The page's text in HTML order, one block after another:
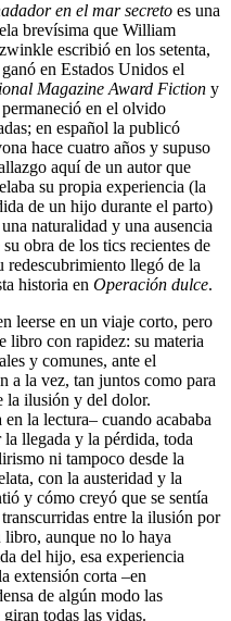
en el mar secreto es una
brevísima que William
escribió en los setenta,
en Estados Unidos el
Magazine Award Fiction y
en el olvido
en español la publicó
hace cuatro años y supuso
aquí de un autor que
su propia experiencia (la
de un hijo durante el parto)
naturalidad y una ausencia
obra de los tics recientes de
redescubrimiento llegó de la
historia en Operación dulce.
leerse en un viaje corto, pero
libro con rapidez: su materia
y comunes, ante el
a la vez, tan juntos como para
la ilusión y del dolor.
la lectura– cuando acababa
la llegada y la pérdida, toda
ni tampoco desde la
con la austeridad y la
y cómo creyó que se sentía
transcurridas entre la ilusión por
libro, aunque no lo haya
del hijo, esa experiencia
extensión corta –en
de algún modo las
giran todas las vidas.